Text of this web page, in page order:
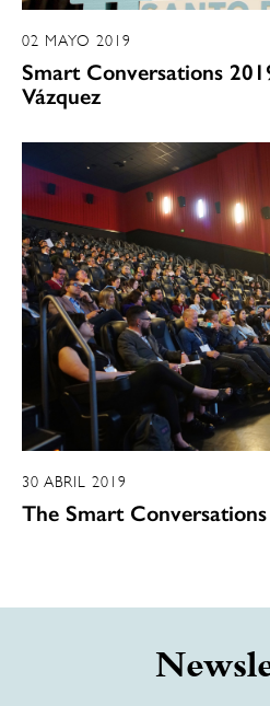
02 MAYO 2019
Smart Conversations
Vázquez
30 ABRIL 2019
The Smart